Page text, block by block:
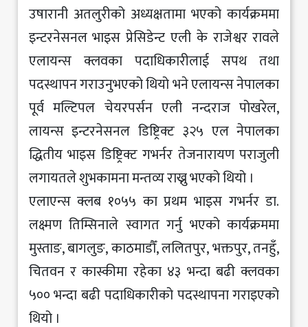
उषारानी अतलुरीको अध्यक्षतामा भएको कार्यक्रममा
इन्टरनेसनल भाइस प्रेसिडेन्ट एली के राजेश्वर रावले
एलायन्स क्लवका पदाधिकारीलाई सपथ तथा
पदस्थापन गराउनुभएको थियो भने एलायन्स नेपालका
पूर्व मल्टिपल चेयरपर्सन एली नन्दराज पोखरेल,
लायन्स इन्टरनेसनल डिष्ट्रिक्ट ३२५ एल नेपालका
द्धितीय भाइस डिष्ट्रिक्ट गभर्नर तेजनारायण पराजुली
लगायतले शुभकामना मन्तव्य राख्नु भएको थियो ।
एलाएन्स क्लब १०५५ का प्रथम भाइस गभर्नर डा.
लक्ष्मण तिम्सिनाले स्वागत गर्नु भएको कार्यक्रममा
मुस्ताङ, बागलुङ, काठमाडौँ, ललितपुर, भक्तपुर, तनहुँ,
चितवन र कास्कीमा रहेका ४३ भन्दा बढी क्लवका
५०० भन्दा बढी पदाधिकारीको पदस्थापना गराइएको
थियो ।